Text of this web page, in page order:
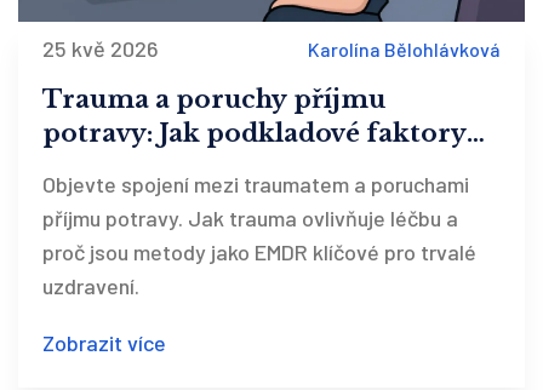
25 kvě 2026 Karolína Bělohlávková
Trauma a poruchy příjmu
potravy: Jak podkladové faktory
Objevte spojení mezi traumatem a poruchami
příjmu potravy. Jak trauma ovlivňuje léčbu a
proč jsou metody jako EMDR klíčové pro trvalé
uzdravení.
Zobrazit více